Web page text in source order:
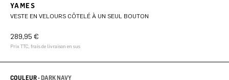
YAMES
VESTE EN VELOURS CÔTELÉ À UN SEUL BOUTON
289,95 €
Prix TTC, frais de livraison en sus
COULEUR -DARK NAVY